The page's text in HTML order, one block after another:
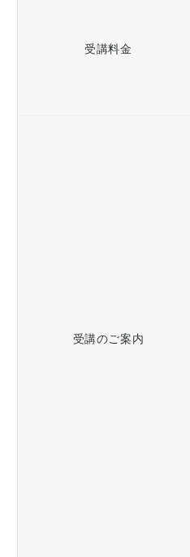
受講料金
受講のご案内